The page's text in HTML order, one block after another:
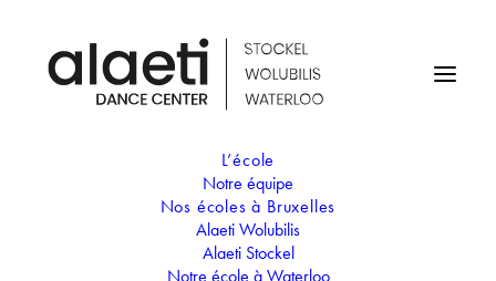
L’école
Notre équipe
Nos écoles à Bruxelles
Alaeti Wolubilis
Alaeti Stockel
Notre école à Waterloo